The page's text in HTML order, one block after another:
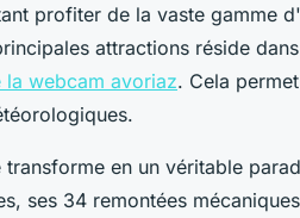
profiter de la vaste gamme
attractions réside
la webcam avoriaz. Cela
transforme en un véritable
ses 34 remontées